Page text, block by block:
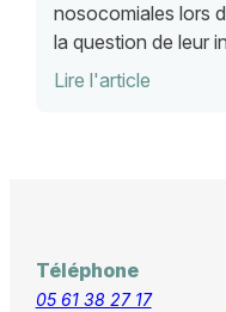
nosocomiales lors
la question de leur
administratif
Lire l'article
Téléphone
05 61 38 27 17